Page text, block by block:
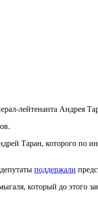
лейтенанта Андрея
Таран, которого
поддержали
который до этого